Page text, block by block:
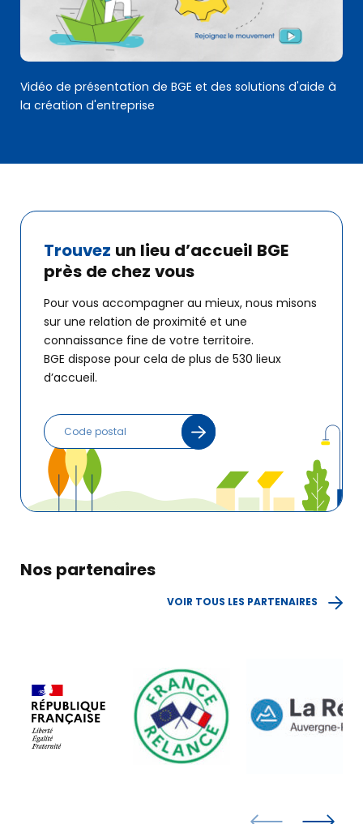
Vidéo de présentation de BGE et des solutions d'aide à
la création d'entreprise
Trouvez un lieu d’accueil BGE
près de chez vous
Pour vous accompagner au mieux, nous misons
sur une relation de proximité et une
connaissance fine de votre territoire.
BGE dispose pour cela de plus de 530 lieux
d’accueil.
Nos partenaires
VOIR TOUS LES PARTENAIRES